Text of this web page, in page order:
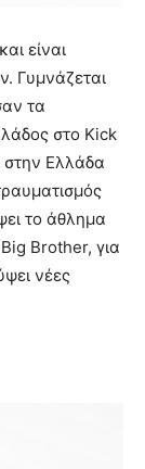
είναι
Γυμνάζεται
τα
στο Κick
στην Ελλάδα
το άθλημα
Brother, για
νέες